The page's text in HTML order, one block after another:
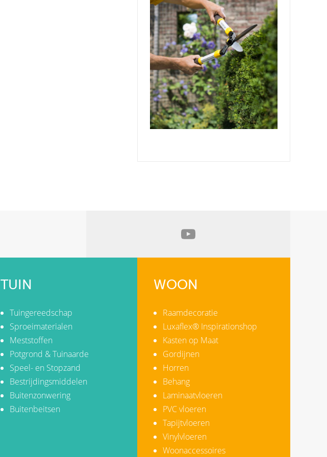
TUIN
Tuingereedschap
Sproeimaterialen
Meststoffen
Potgrond & Tuinaarde
Speel- en Stopzand
Bestrijdingsmiddelen
Buitenzonwering
Buitenbeitsen
WOON
Raamdecoratie
Luxaflex® Inspirationshop
Kasten op Maat
Gordijnen
Horren
Behang
Laminaatvloeren
PVC vloeren
Tapijtvloeren
Vinylvloeren
Woonaccessoires